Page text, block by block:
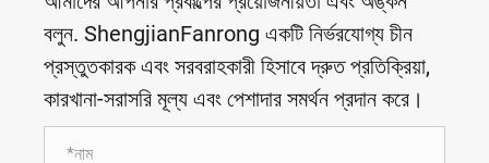
বলুন. ShengjianFanrong একটি নির্ভরযোগ্য চীন
প্রস্তুতকারক এবং সরবরাহকারী হিসাবে দ্রুত প্রতিক্রিয়া,
কারখানা-সরাসরি মূল্য এবং পেশাদার সমর্থন প্রদান করে।